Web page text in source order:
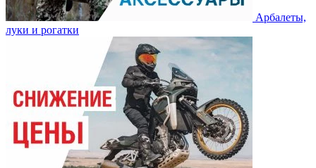
Арбалеты,
луки и рогатки